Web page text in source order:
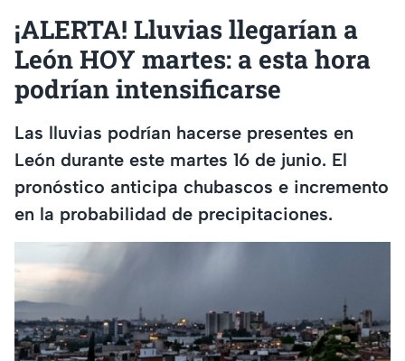
¡ALERTA! Lluvias llegarían a
León HOY martes: a esta hora
podrían intensificarse
Las lluvias podrían hacerse presentes en
León durante este martes 16 de junio. El
pronóstico anticipa chubascos e incremento
en la probabilidad de precipitaciones.